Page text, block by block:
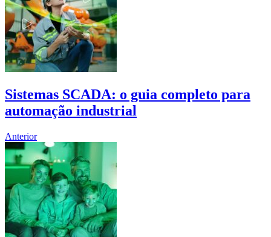
Sistemas SCADA: o guia completo para
automação industrial
Anterior